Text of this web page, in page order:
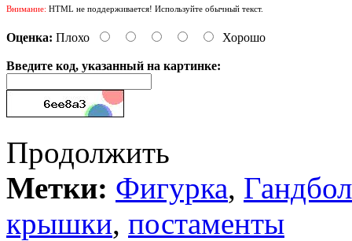
Внимание: HTML не поддерживается! Используйте обычный текст.
Оценка: Плохо Хорошо
Введите код, указанный на картинке:
Продолжить
Метки: Фигурка, Гандбол
крышки, постаменты